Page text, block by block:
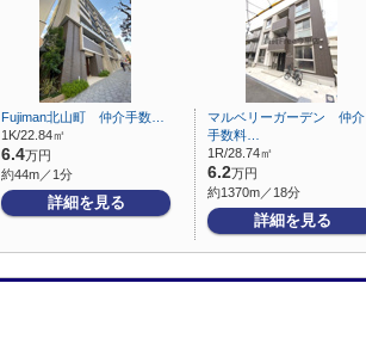
Fujiman北山町 仲介手数…
1K/22.84㎡
6.4万円
約44m／1分
詳細を見る
マルベリーガーデン 仲介
手数料…
1R/28.74㎡
6.2万円
約1370m／18分
詳細を見る